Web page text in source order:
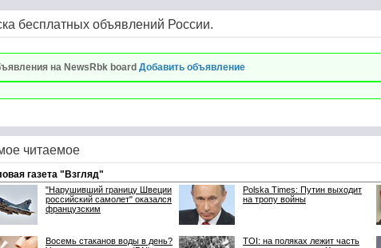
бесплатных объявлений России.
на NewsRbk board Добавить объявление
читаемое